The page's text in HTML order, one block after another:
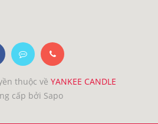
thuộc về YANKEE CANDLE
cấp bởi Sapo